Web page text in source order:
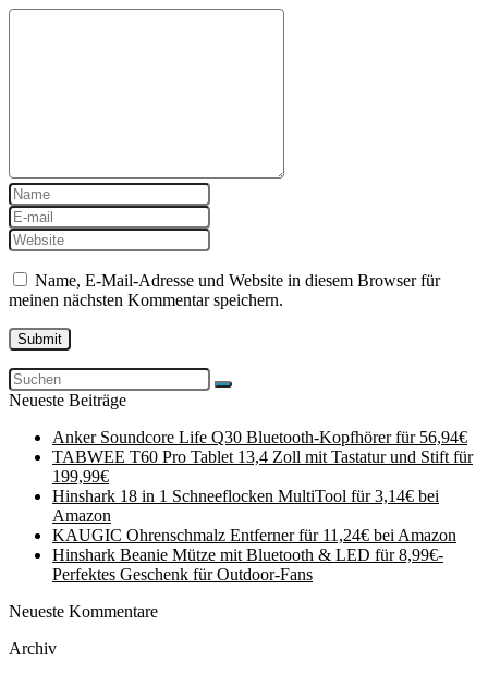
Name, E-Mail-Adresse und Website in diesem Browser für
meinen nächsten Kommentar speichern.
Neueste Beiträge
Anker Soundcore Life Q30 Bluetooth-Kopfhörer für 56,94€
TABWEE T60 Pro Tablet 13,4 Zoll mit Tastatur und Stift für
199,99€
Hinshark 18 in 1 Schneeflocken MultiTool für 3,14€ bei
Amazon
KAUGIC Ohrenschmalz Entferner für 11,24€ bei Amazon
Hinshark Beanie Mütze mit Bluetooth & LED für 8,99€-
Perfektes Geschenk für Outdoor-Fans
Neueste Kommentare
Archiv